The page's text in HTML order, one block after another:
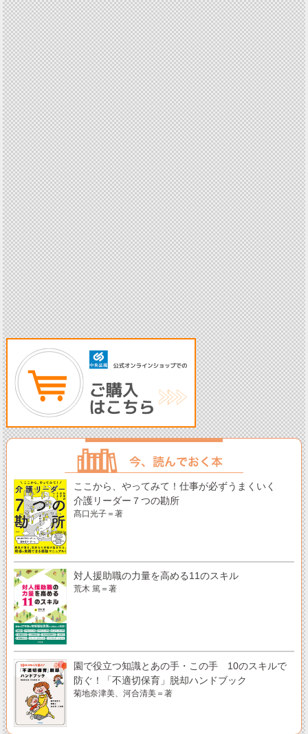
ここから、やってみて！仕事が必ずうまくいく
介護リーダー７つの勘所
髙口光子＝著
対人援助職の力量を高める11のスキル
荒木 篤＝著
園で役立つ知識とあの手・この手 10のスキルで
防ぐ！「不適切保育」脱却ハンドブック
菊地奈津美、河合清美＝著